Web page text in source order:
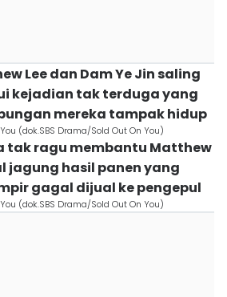
Lee dan Dam Ye Jin saling
kejadian tak terduga yang
mereka tampak hidup
(dok.SBS Drama/Sold Out On You)
tak ragu membantu Matthew
jagung hasil panen yang
gagal dijual ke pengepul
(dok.SBS Drama/Sold Out On You)